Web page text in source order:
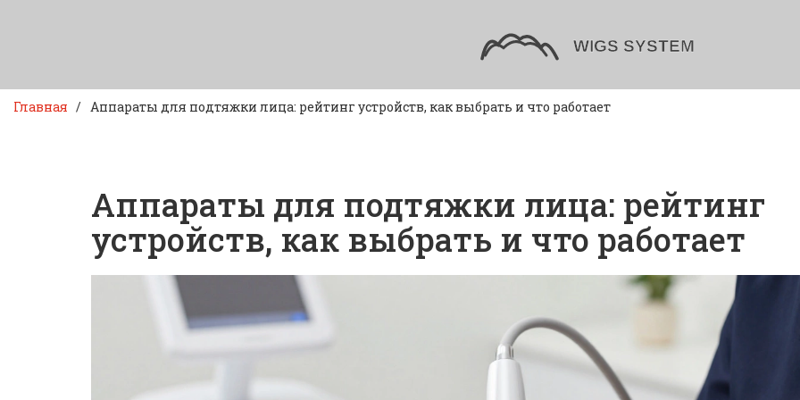
Главная Аппараты для подтяжки лица: рейтинг устройств, как выбрать и что работает
Аппараты для подтяжки лица: рейтинг
устройств, как выбрать и что работает